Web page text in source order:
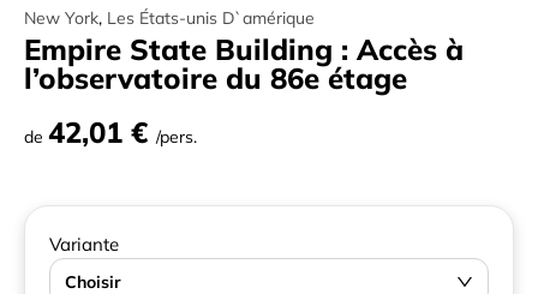
New York, Les États-unis D`amérique
Empire State Building : Accès à
l’observatoire du 86e étage
de 42,01 € /pers.
Variante
Choisir